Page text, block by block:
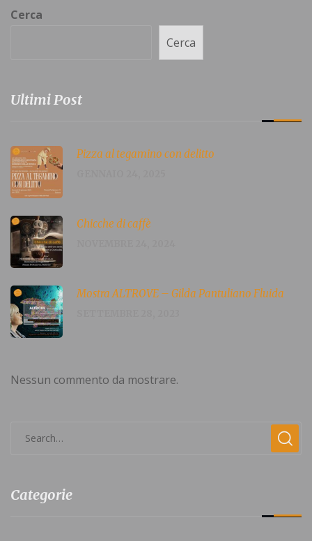
Cerca
Cerca
Ultimi Post
Pizza al tegamino con delitto
Chicche di caffè
Mostra ALTROVE – Gilda Pantuliano Fluida
Nessun commento da mostrare.
Categorie